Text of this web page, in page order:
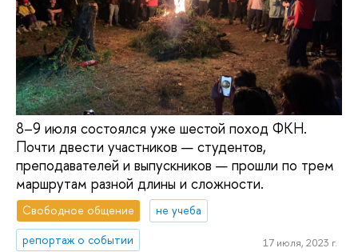
8–9 июля состоялся уже шестой поход ФКН.
Почти двести участников — студентов,
преподавателей и выпускников — прошли по трем
маршрутам разной длины и сложности.
Свободное общение
не учеба
репортаж о событии
17 июля, 2023 г.